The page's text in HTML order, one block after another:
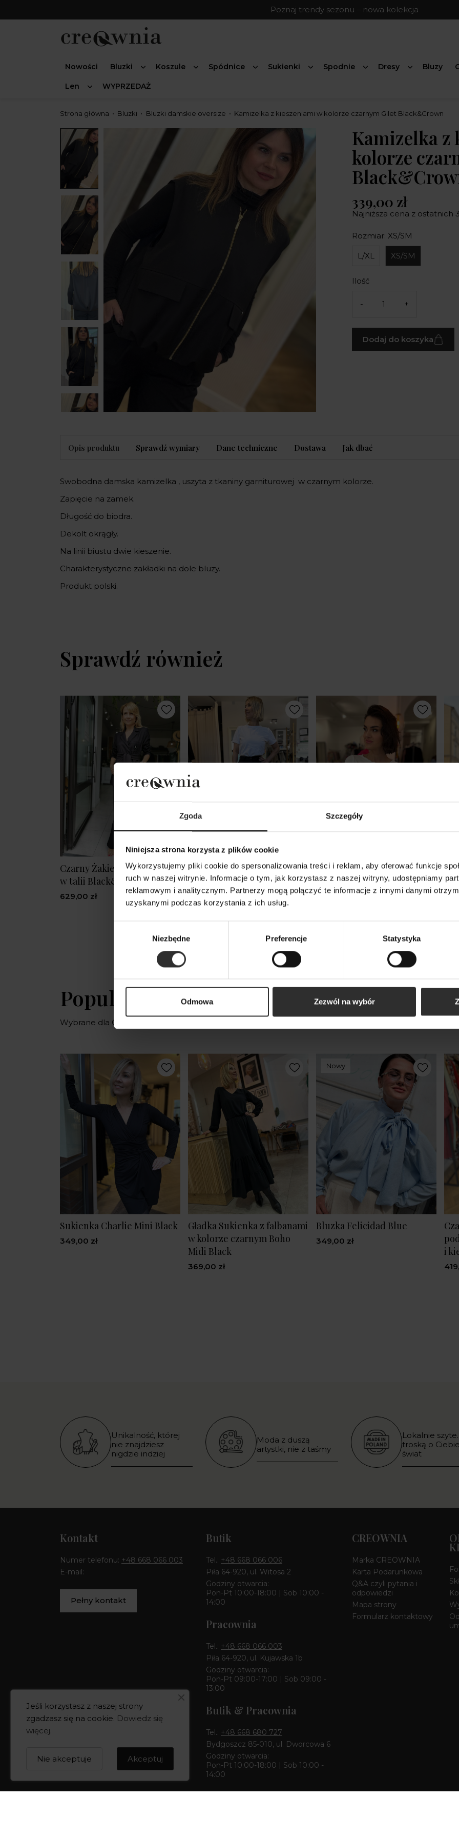
Zgoda Szczegóły
Niniejsza strona korzysta z plików cookie
Wykorzystujemy pliki cookie do spersonalizowania treści i reklam, aby oferować funkcje
ruch w naszej witrynie. Informacje o tym, jak korzystasz z naszej witryny, udostępniamy
reklamowym i analitycznym. Partnerzy mogą połączyć te informacje z innymi danymi
uzyskanymi podczas korzystania z ich usług.
Niezbędne Preferencje Statystyka
Odmowa Zezwól na wybór
Poznaj trendy sezonu – nowa kolekcja
Nowości Bluzki Koszule Spódnice Sukienki Spodnie Dresy Bluzy
Len WYPRZEDAŻ
Strona główna Bluzki Bluzki damskie oversize Kamizelka z kieszeniami w kolorze czarnym Gilet Black&Crown
Kamizelka z
kolorze
339,00 zł
Najniższa cena z ostatnich
Rozmiar: XS/SM
L/XL XS/SM
Ilość
- +
Dodaj do koszyka
Opis produktu Sprawdź wymiary Dane techniczne Dostawa Jak dbać
Swobodna damska kamizelka , uszyta z tkaniny garniturowej w czarnym kolorze.
Zapięcie na zamek.
Długość do biodra.
Dekolt okrągły.
Na linii biustu dwie kieszenie.
Charakterystyczne zakładki na dole bluzy.
Produkt polski.
Sprawdź również
Czarny Żakiet z wiązaniem
w talii Black&Crown
629,00 zł
Czarne Spodnie z szeroką
nogawką i kieszeniami Karol
Maxi Black
299,00 zł
Wiskozowa Bluzka na długi
rękaw w kolorze ecru Mery
Ecru
Popularne produkty
Wybrane dla Ciebie z sercem i charakterem
Sukienka Charlie Mini Black
349,00 zł
Gładka Sukienka z falbanami
w kolorze czarnym Boho
Midi Black
369,00 zł
Nowy
Bluzka Felicidad Blue
349,00 zł
i
Unikalność, której
nie znajdziesz
nigdzie indziej
Moda z duszą
artystki, nie z taśmy
Lokalnie
troską o
świat
Kontakt
Numer telefonu: +48 668 066 003
E-mail:
Pełny kontakt
Butik
Tel.: +48 668 066 006
Piła 64-920, ul. Witosa 2
Godziny otwarcia:
Pon-Pt 10:00-18:00 | Sob 10:00 -
14:00
Pracownia
Tel.: +48 668 066 003
Piła 64-920, ul. Kujawska 1b
Godziny otwarcia:
Pon-Pt 09:00-17:00 | Sob 09:00 -
13:00
Butik & Pracownia
Tel.: +48 668 680 727
Bydgoszcz 85-010, ul. Dworcowa 6
Godziny otwarcia:
Pon-Pt 10:00-18:00 | Sob 10:00 -
14:00
CREOWNIA
Marka CREOWNIA
Karta Podarunkowa
Q&A czyli pytania i
odpowiedzi
Mapa strony
Formularz kontaktowy
Jeśli korzystasz z naszej strony
zgadzasz się na cookie. Dowiedz się
więcej.
Akceptuj
Nie akceptuje